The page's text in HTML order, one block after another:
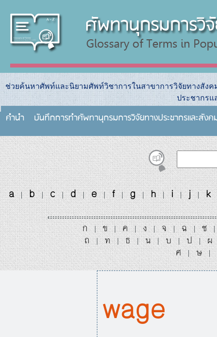
ช่วยค้นหาศัพท์และนิยามศัพท์วิชาการในสาขาการวิจัยทางสัง
ประชากรแ
คำนำ บันทึกการทําศัพทานุกรมการวิจัยทางประชากรและสัง
a | b | c | d | e | f | g | h | i | j | k
ก | ข | ค | ง | จ | ฉ | ช |
ถ | ท | ธ | น | บ | ป |
ผ
ศ
| ษ |
wage